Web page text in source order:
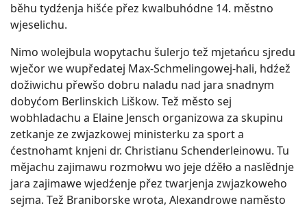
běhu tydźenja hišće přez kwalbuhódne 14. městno
wjeselichu.
Nimo wolejbula wopytachu šulerjo tež mjetańcu sjredu
wječor we wupředatej Max-Schmelingowej-hali, hdźež
dožiwichu přewšo dobru naladu nad jara snadnym
dobyćom Berlinskich Liškow. Tež město sej
wobhladachu a Elaine Jensch organizowa za skupinu
zetkanje ze zwjazkowej ministerku za sport a
ćestnohamt knjeni dr. Christianu Schenderleinowu. Tu
mějachu zajimawu rozmołwu wo jeje dźěło a naslědnje
jara zajimawe wjedźenje přez twarjenja zwjazkoweho
sejma. Tež Braniborske wrota, Alexandrowe naměsto